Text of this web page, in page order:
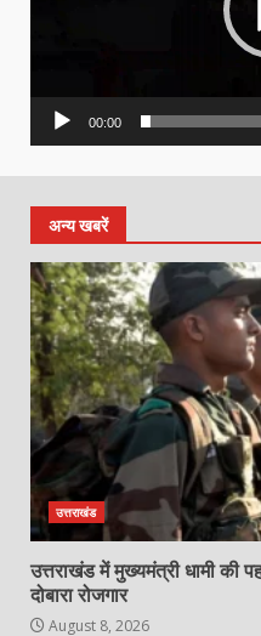
00:00
अन्य खबरें
उत्तराखंड
उत्तराखंड में मुख्यमंत्री धामी की
दोबारा रोजगार
August 8, 2026